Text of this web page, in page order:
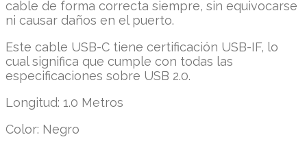
cable de forma correcta siempre, sin equivocarse
ni causar daños en el puerto.
Este cable USB-C tiene certificación USB-IF, lo
cual significa que cumple con todas las
especificaciones sobre USB 2.0.
Longitud: 1.0 Metros
Color: Negro